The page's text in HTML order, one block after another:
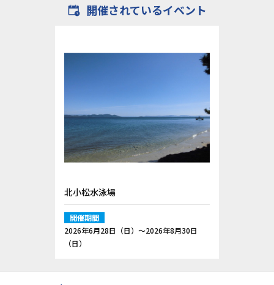
開催されているイベント
北小松水泳場
開催期間
2026年6月28日（日）〜2026年8月30日
（日）